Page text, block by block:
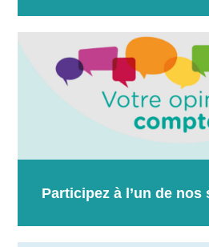
Participez à l’un de nos